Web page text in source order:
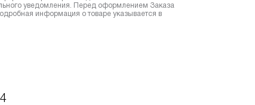
уведомления. Перед оформлением Заказа
информация о товаре указывается в